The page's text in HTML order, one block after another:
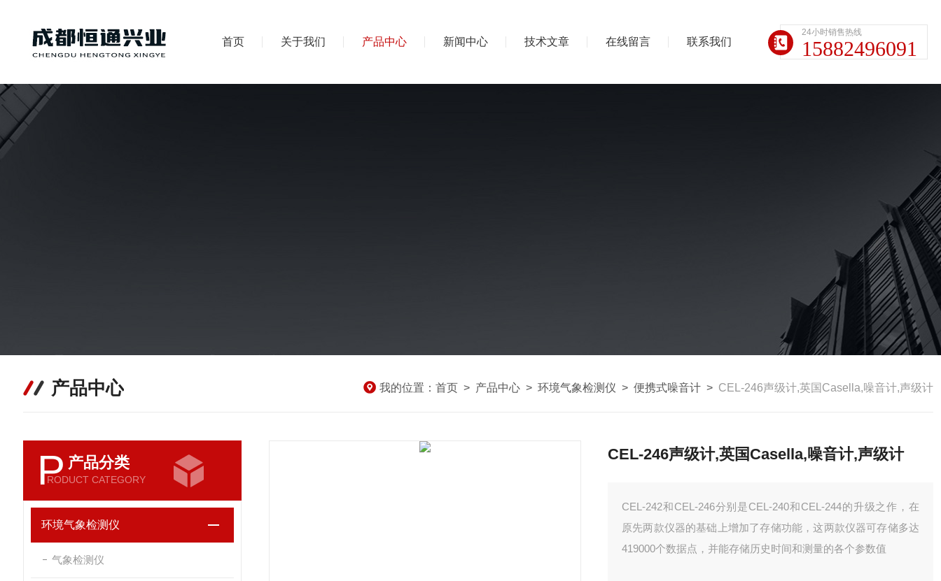
首页 关于我们 产品中心 新闻中心 技术文章 在线留言 联系我们
24小时销售热线
15882496091
产品中心 我的位置： 首页 > 产品中心 > 环境气象检测仪 > 便携式噪音计 > CEL-246声级计,英国Casella,噪音计,声级计
P 产品分类
RODUCT CATEGORY
环境气象检测仪
气象检测仪
CEL-246声级计,英国Casella,噪音计,声级计
CEL-242和CEL-246分别是CEL-240和CEL-244的升级之作，在
原先两款仪器的基础上增加了存储功能，这两款仪器可存储多达
419000个数据点，并能存储历史时间和测量的各个参数值